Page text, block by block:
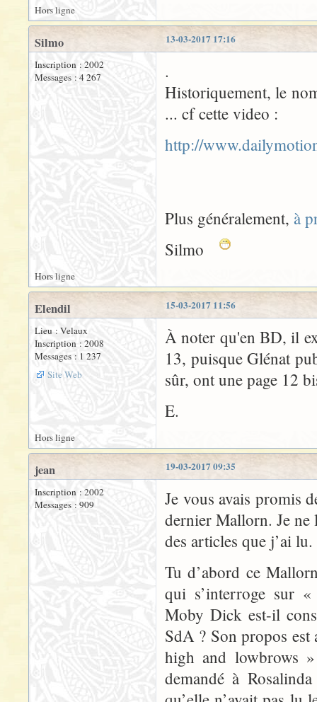
Hors ligne
13-03-2017 17:16
Silmo
Inscription : 2002
Messages : 4 267
.
Historiquement, le
... cf cette video :
http://
Plus généralement, à
Silmo
Hors ligne
15-03-2017 11:56
Elendil
Lieu : Velaux
Inscription : 2008
Messages : 1 237
Site Web
À noter qu'en BD, il
13, puisque Glénat
sûr, ont une page 12
E.
Hors ligne
19-03-2017 09:35
jean
Inscription : 2002
Messages : 909
Je vous avais promis
dernier Mallorn. Je ne
des articles que j’ai lu.
Tu d’abord ce
qui s’interroge sur
Moby Dick est-il
SdA ? Son propos est
high and lowbrows
demandé à